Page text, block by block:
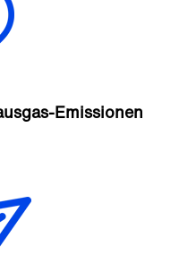
Emissionen